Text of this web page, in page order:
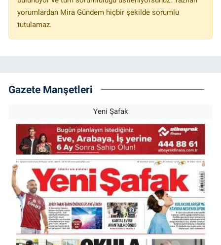
yorumlardan Mira Gündem hiçbir şekilde sorumlu
tutulamaz.
Gazete Manşetleri
Yeni Şafak